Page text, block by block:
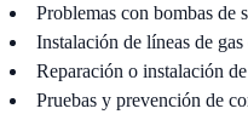
Problemas con bombas de
Instalación de líneas de
Reparación o instalación
Pruebas y prevención de